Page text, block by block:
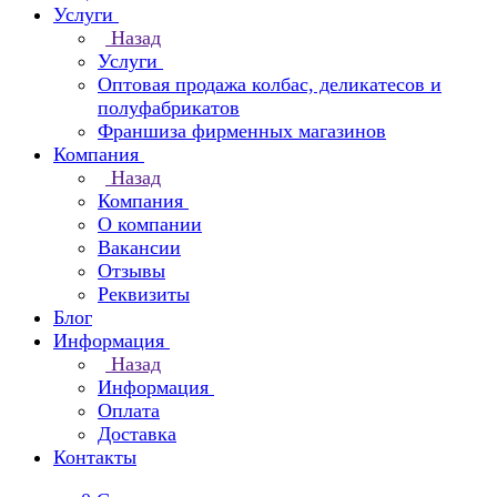
Услуги
Назад
Услуги
Оптовая продажа колбас, деликатесов и
полуфабрикатов
Франшиза фирменных магазинов
Компания
Назад
Компания
О компании
Вакансии
Отзывы
Реквизиты
Блог
Информация
Назад
Информация
Оплата
Доставка
Контакты